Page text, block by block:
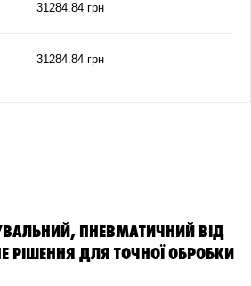
31284.84 грн
31284.84 грн
ПНЕВМАТИЧНИЙ ВІД
РІШЕННЯ ДЛЯ ТОЧНОЇ ОБРОБКИ